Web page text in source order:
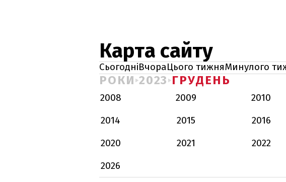
Карта сайту
СьогодніВчораЦього тижняМинулого
РОКИ 2023 ГРУДЕНЬ
2008 2009 2010
2014
2015 2016
2020
2021 2022
2026